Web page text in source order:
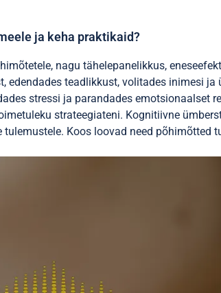
ja keha praktikaid?
nagu tähelepanelikkus,
teadlikkust, volitades inimesi
stressi ja parandades emotsionaalset
strateegiateni. Kognitiivne
Koos loovad need põhimõtted